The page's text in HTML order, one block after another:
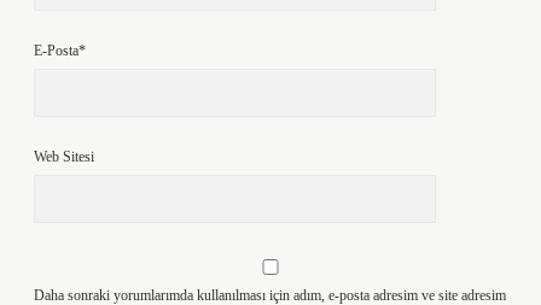
E-Posta*
Web Sitesi
Daha sonraki yorumlarımda kullanılması için adım, e-posta adresim ve site adresim